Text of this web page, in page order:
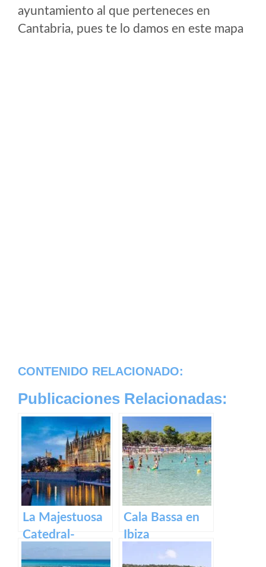
ayuntamiento al que perteneces en
Cantabria, pues te lo damos en este mapa
CONTENIDO RELACIONADO:
Publicaciones Relacionadas:
La Majestuosa
Catedral-
Cala Bassa en
Ibiza